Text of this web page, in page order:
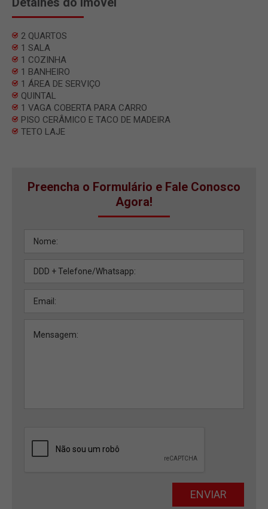
2 QUARTOS
1 SALA
1 COZINHA
1 BANHEIRO
1 ÁREA DE SERVIÇO
QUINTAL
1 VAGA COBERTA PARA CARRO
PISO CERÂMICO E TACO DE MADEIRA
TETO LAJE
Preencha o Formulário e Fale Conosco
Agora!